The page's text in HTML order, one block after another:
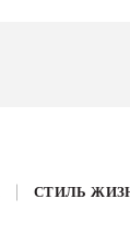
СТИЛЬ